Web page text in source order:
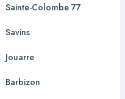
Sainte-Colombe 77
Savins
Jouarre
Barbizon